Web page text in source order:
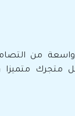
من
متجرك متميزا